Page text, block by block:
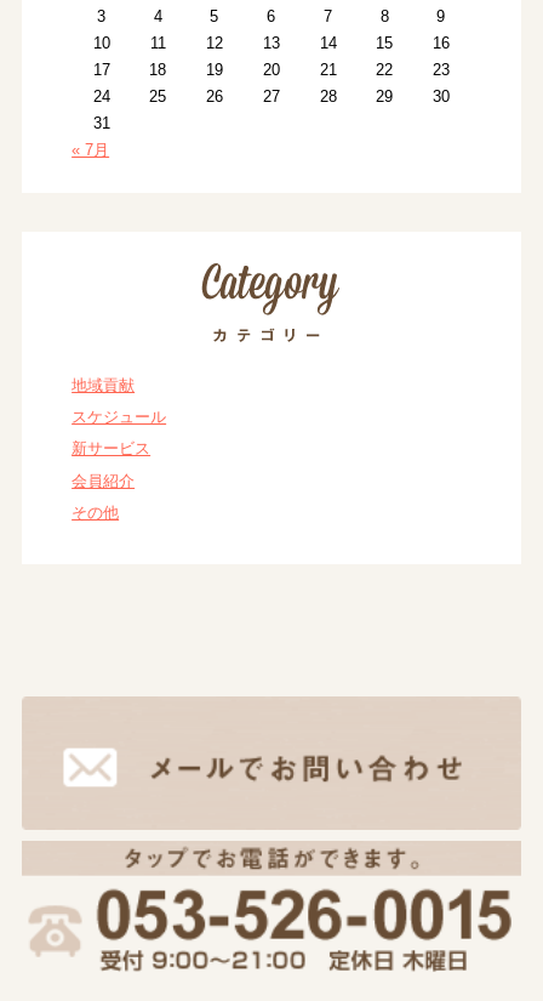
3
4 5 6 7 8
9
10
11 12 13 14 15
16
17
18 19 20 21 22
23
24
25 26 27 28 29
30
31
« 7月
地域貢献
スケジュール
新サービス
会員紹介
その他